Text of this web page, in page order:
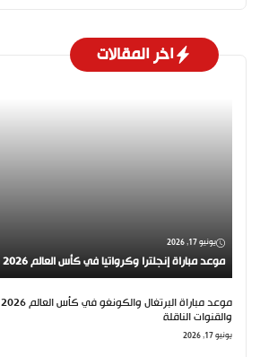
اخر المقالات
يونيو 17, 2026
موعد مباراة إنجلترا وكرواتيا في كأس العالم 2026 والقنوات الناقلة
موعد مباراة البرتغال والكونغو في كأس العالم 2026
والقنوات الناقلة
يونيو 17, 2026